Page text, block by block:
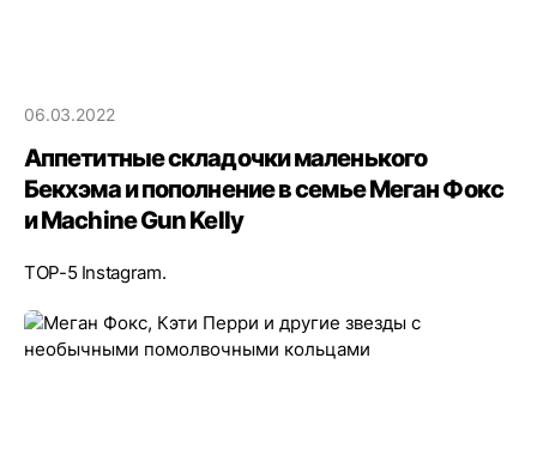
06.03.2022
Аппетитные складочки маленького
Бекхэма и пополнение в семье Меган Фокс
и Machine Gun Kelly
ТОР-5 Instagram.